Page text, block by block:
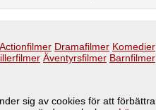
Actionfilmer Dramafilmer Komedier
Äventyrsfilmer Barnfilmer
sig av cookies för att förbättra